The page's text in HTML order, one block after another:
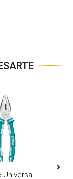
Universal